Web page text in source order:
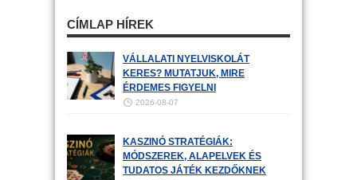
CÍMLAP HÍREK
VÁLLALATI NYELVISKOLÁT
KERES? MUTATJUK, MIRE
ÉRDEMES FIGYELNI
2026-08-07
KASZINÓ STRATÉGIÁK:
MÓDSZEREK, ALAPELVEK ÉS
TUDATOS JÁTÉK KEZDŐKNEK